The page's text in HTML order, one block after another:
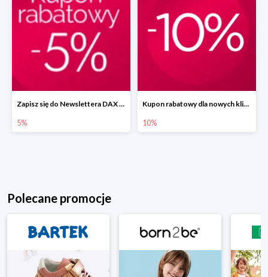
Zapisz się do Newslettera DAX Cosmetics i zyskaj 5% rabatu
5%
Kupon rabatowy dla nowych klientów -10% w DAX
10%
Polecane promocje